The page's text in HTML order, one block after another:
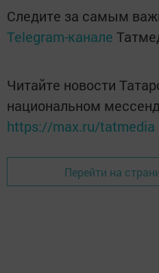
Следите за самым
Telegram-канале
Читайте новости
национальном
https://max.ru/tatmedia
Перейти на